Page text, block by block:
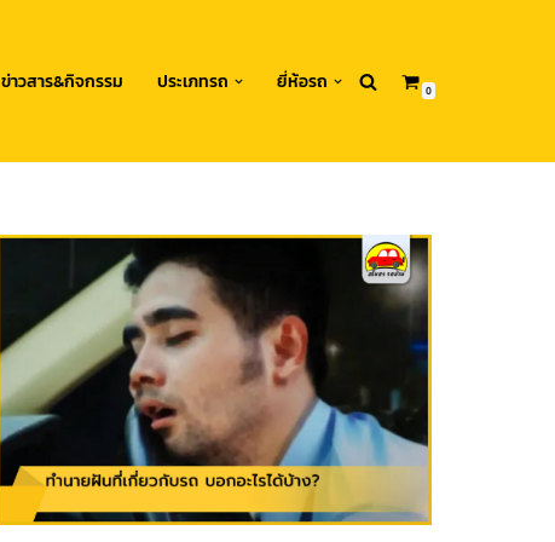
ข่าวสาร&กิจกรรม ประเภทรถ ยี่ห้อรถ 0